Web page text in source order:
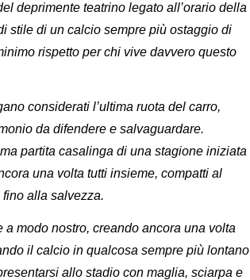
deprimente teatrino legato all’orario della
stile di un calcio sempre più ostaggio di
rispetto per chi vive davvero questo
considerati l’ultima ruota del carro,
da difendere e salvaguardare.
partita casalinga di una stagione iniziata
una volta tutti insieme, compatti al
alla salvezza.
modo nostro, creando ancora una volta
il calcio in qualcosa sempre più lontano
allo stadio con maglia, sciarpa e